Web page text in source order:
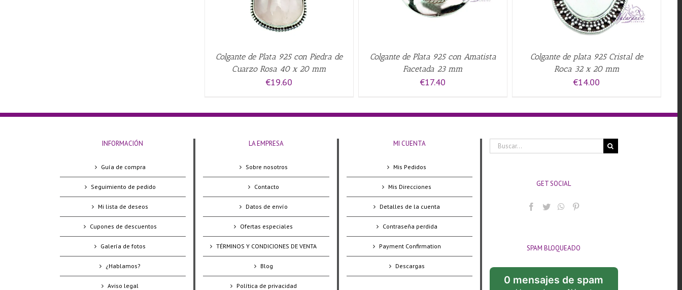
Colgante de Plata 925 con Piedra de
Cuarzo Rosa 40 x 20 mm
€19.60
Colgante de Plata 925 con Amatista
Facetada 23 mm
€17.40
Colgante de plata 925 Cristal de
Roca 32 x 20 mm
€14.00
INFORMACIÓN
Guía de compra
Seguimiento de pedido
Mi lista de deseos
Cupones de descuentos
Galería de fotos
¿Hablamos?
Aviso legal
LA EMPRESA
Sobre nosotros
Contacto
Datos de envío
Ofertas especiales
TÉRMINOS Y CONDICIONES DE VENTA
Blog
Política de privacidad
MI CUENTA
Mis Pedidos
Mis Direcciones
Detalles de la cuenta
Contraseña perdida
Payment Confirmation
Descargas
Buscar:
GET SOCIAL
SPAM BLOQUEADO
0 mensajes de spam